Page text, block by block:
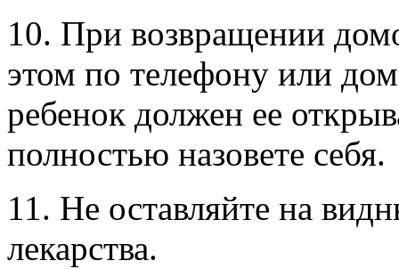
10. При возвращении
этом по телефону или
ребенок должен ее
полностью назовете себя.
11. Не оставляйте на
лекарства.